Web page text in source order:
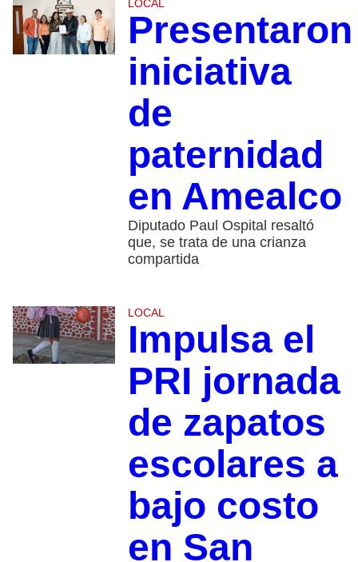
LOCAL
Presentaron
iniciativa
de
paternidad
en Amealco
Diputado Paul Ospital resaltó
que, se trata de una crianza
compartida
LOCAL
Impulsa el
PRI jornada
de zapatos
escolares a
bajo costo
en San